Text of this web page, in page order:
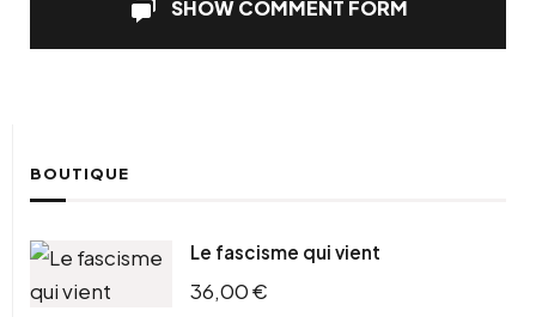
SHOW COMMENT FORM
BOUTIQUE
Le fascisme qui vient
36,00€